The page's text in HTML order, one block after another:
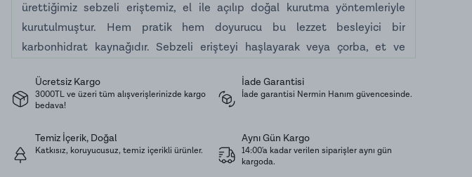
ürettiğimiz sebzeli eriştemiz, el ile açılıp doğal kurutma yöntemleriyle
kurutulmuştur. Hem pratik hem doyurucu bu lezzet besleyici bir
karbonhidrat kaynağıdır. Sebzeli erişteyi haşlayarak veya çorba, et ve
Muhafaza Koşulları:
Karanlık, serin ve nemsiz ortamda ağzı kapalı olarak
Un, Tuz, Süt, Yumurta, Pancar, Havuç, Ispanak, Kapya Biber
Ücretsiz Kargo
3000TL ve üzeri tüm alışverişlerinizde kargo
bedava!
İade Garantisi
İade garantisi Nermin Hanım güvencesinde.
Temiz İçerik, Doğal
Katkısız, koruyucusuz, temiz içerikli ürünler.
Aynı Gün Kargo
14:00'a kadar verilen siparişler aynı gün
kargoda.